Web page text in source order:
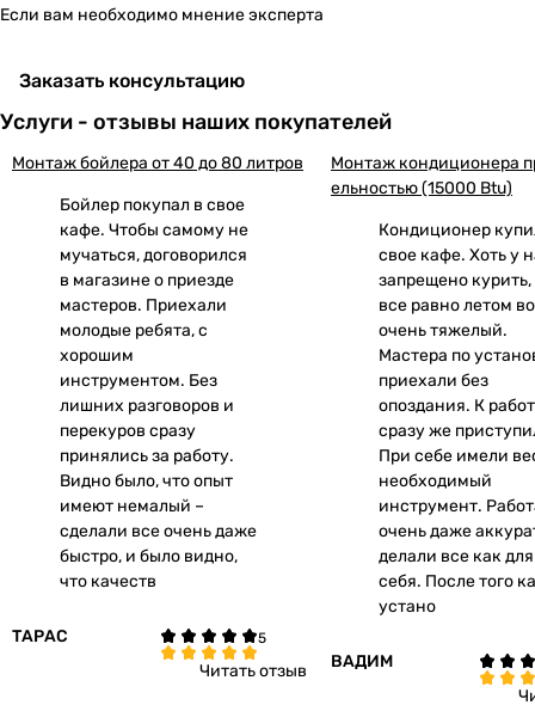
Если вам необходимо мнение эксперта
Заказать консультацию
Услуги - отзывы наших покупателей
Монтаж бойлера от 40 до 80 литров
Бойлер покупал в свое
кафе. Чтобы самому не
мучаться, договорился
в магазине о приезде
мастеров. Приехали
молодые ребята, с
хорошим
инструментом. Без
лишних разговоров и
перекуров сразу
принялись за работу.
Видно было, что опыт
имеют немалый –
сделали все очень даже
быстро, и было видно,
что качеств
ТАРАС
Читать отзыв
Монтаж кондиционера
ельностью (15000 Btu)
Кондиционер
свое кафе. Хоть у
запрещено курить,
все равно летом
очень тяжелый.
Мастера по
приехали без
опоздания. К
сразу же
При себе имели
необходимый
инструмент.
очень даже
делали все как для
себя. После того
устано
ВАДИМ